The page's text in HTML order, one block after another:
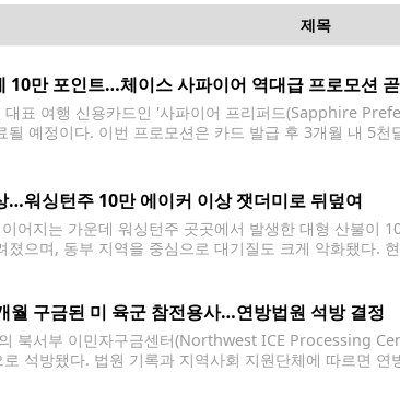
제목
10만 포인트…체이스 사파이어 역대급 프로모션
대표 여행 신용카드인 '사파이어 프리퍼드(Sapphire
될 예정이다. 이번 프로모션은 카드 발급 후 3개월 내 5
…워싱턴주 10만 에이커 이상 잿더미로 뒤덮여
어지는 가운데 워싱턴주 곳곳에서 발생한 대형 산불이
졌으며, 동부 지역을 중심으로 대기질도 크게 악화됐다.
월 구금된 미 육군 참전용사…연방법원 석방 결정
북서부 이민자구금센터(Northwest ICE Processing
석방됐다. 법원 기록과 지역사회 지원단체에 따르면